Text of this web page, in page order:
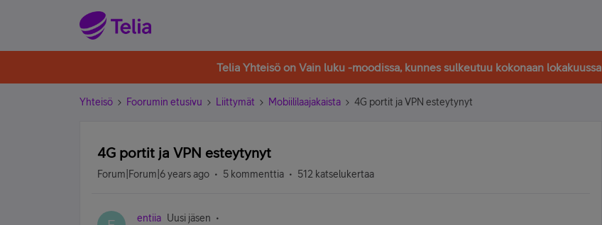
Telia Yhteisö on Vain luku -moodissa, kunnes sulkeutuu kokonaan lokakuussa
Yhteisö Foorumin etusivu Liittymät Mobiililaajakaista 4G portit ja VPN esteytynyt
4G portit ja VPN esteytynyt
Forum|Forum|6 years ago 5 kommenttia 512 katselukertaa
entiia Uusi jäsen